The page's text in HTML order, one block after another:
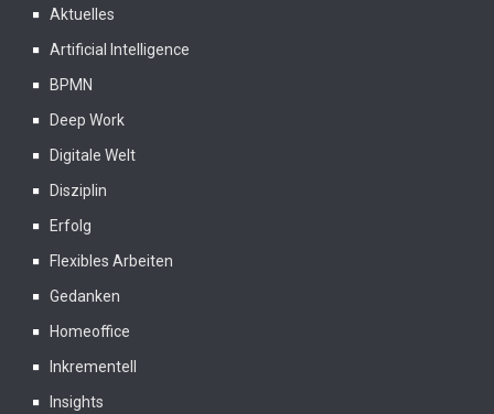
Aktuelles
Artificial Intelligence
BPMN
Deep Work
Digitale Welt
Disziplin
Erfolg
Flexibles Arbeiten
Gedanken
Homeoffice
Inkrementell
Insights